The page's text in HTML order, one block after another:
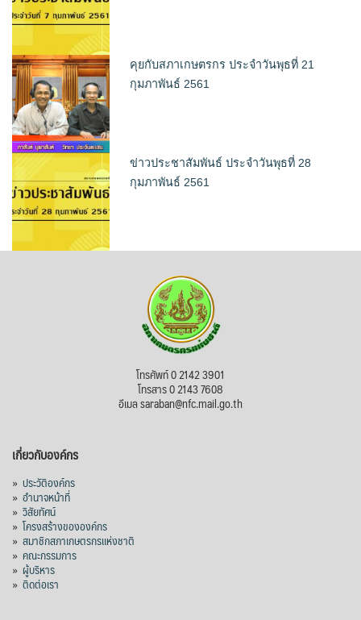
คุยกับสภาเกษตรกร ประจำวันพุธที่ 21
กุมภาพันธ์ 2561
ข่าวประชาสัมพันธ์ ประจำวันพุธที่ 28
กุมภาพันธ์ 2561
โทรศัพท์ 0 2142 3901
โทรสาร 0 2143 7608
อีเมล saraban@nfc.mail.go.th
เกี่ยวกับองค์กร
» ประวัติองค์กร
» อำนาจหน้าที่
» วิสัยทัศน์
» โครงสร้างขององค์กร
» สมาชิกสภาเกษตรกรแห่งชาติ
» คณะกรรมการ
» ผู้บริหาร
» ติดต่อเรา